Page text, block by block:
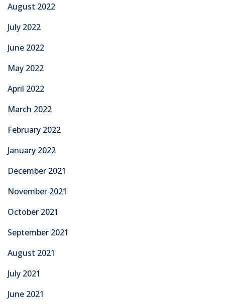
August 2022
July 2022
June 2022
May 2022
April 2022
March 2022
February 2022
January 2022
December 2021
November 2021
October 2021
September 2021
August 2021
July 2021
June 2021